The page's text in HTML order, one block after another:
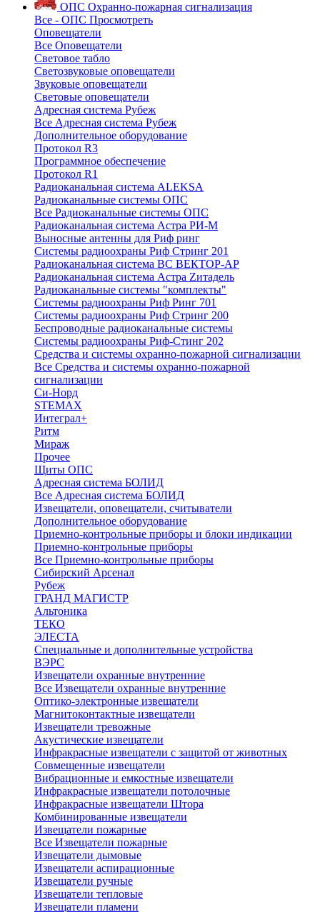
ОПС Охранно-пожарная сигнализация
Все - ОПС Просмотреть
Оповещатели
Все Оповещатели
Световое табло
Светозвуковые оповещатели
Звуковые оповещатели
Световые оповещатели
Адресная система Рубеж
Все Адресная система Рубеж
Дополнительное оборудование
Протокол R3
Программное обеспечение
Протокол R1
Радиоканальная система ALEKSA
Радиоканальные системы ОПС
Все Радиоканальные системы ОПС
Радиоканальная система Астра РИ-М
Выносные антенны для Риф ринг
Системы радиоохраны Риф Стринг 201
Радиоканальная система ВС ВЕКТОР-АР
Радиоканальная система Астра Zитадель
Радиоканальные системы "комплекты"
Системы радиоохраны Риф Ринг 701
Системы радиоохраны Риф Стринг 200
Беспроводные радиоканальные системы
Системы радиоохраны Риф-Стинг 202
Средства и системы охранно-пожарной сигнализации
Все Средства и системы охранно-пожарной
сигнализации
Си-Норд
STEMAX
Интеграл+
Ритм
Мираж
Прочее
Щиты ОПС
Адресная система БОЛИД
Все Адресная система БОЛИД
Извещатели, оповещатели, считыватели
Дополнительное оборудование
Приемно-контрольные приборы и блоки индикации
Приемно-контрольные приборы
Все Приемно-контрольные приборы
Сибирский Арсенал
Рубеж
ГРАНД МАГИСТР
Альтоника
ТЕКО
ЭЛЕСТА
Специальные и дополнительные устройства
ВЭРС
Извещатели охранные внутренние
Все Извещатели охранные внутренние
Оптико-электронные извещатели
Магнитоконтактные извещатели
Извещатели тревожные
Акустические извещатели
Инфракрасные извещатели с защитой от животных
Совмещенные извещатели
Вибрационные и емкостные извещатели
Инфракрасные извещатели потолочные
Инфракрасные извещатели Штора
Комбинированные извещатели
Извещатели пожарные
Все Извещатели пожарные
Извещатели дымовые
Извещатели аспирационные
Извещатели ручные
Извещатели тепловые
Извещатели пламени